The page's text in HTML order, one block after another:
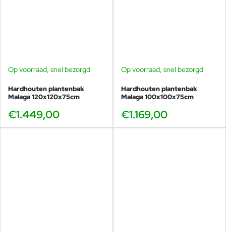
Op voorraad, snel bezorgd
Hardhouten plantenbak
Malaga 120x120x75cm
€1.449,00
Op voorraad, snel bezorgd
Hardhouten plantenbak
Malaga 100x100x75cm
€1.169,00